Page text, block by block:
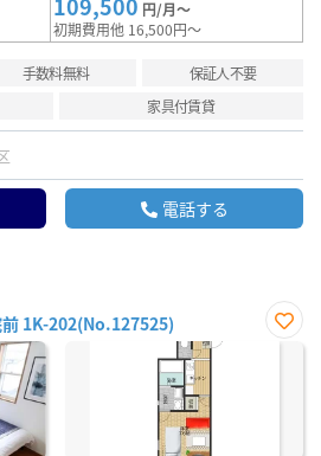
円/月～
初期費用他 16,500円～
手数料無料
保証人不要
家具付賃貸
電話する
1K-202(No.127525)
お気